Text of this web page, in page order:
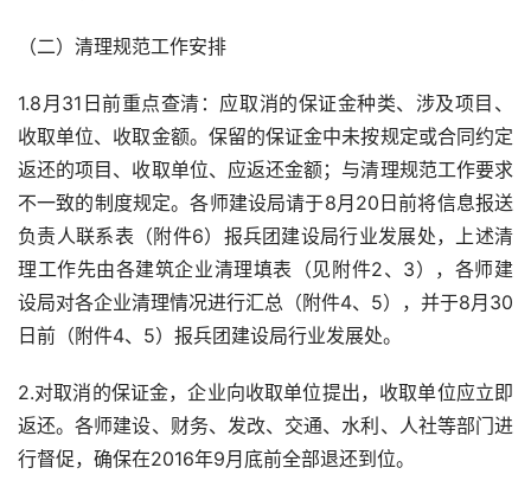
（二）清理规范工作安排
1.8月31日前重点查清：应取消的保证金种类、涉及项目、
收取单位、收取金额。保留的保证金中未按规定或合同约定
返还的项目、收取单位、应返还金额；与清理规范工作要求
不一致的制度规定。各师建设局请于8月20日前将信息报送
负责人联系表（附件6）报兵团建设局行业发展处，上述清
理工作先由各建筑企业清理填表（见附件2、3），各师建
设局对各企业清理情况进行汇总（附件4、5），并于8月30
日前（附件4、5）报兵团建设局行业发展处。
2.对取消的保证金，企业向收取单位提出，收取单位应立即
返还。各师建设、财务、发改、交通、水利、人社等部门进
行督促，确保在2016年9月底前全部退还到位。